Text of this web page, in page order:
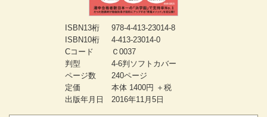
ISBN13桁
978-4-413-23014-8
ISBN10桁
4-413-23014-0
Cコード
Ｃ0037
判型
4-6判ソフトカバー
ページ数
240ページ
定価
本体 1400円 ＋税
出版年月日
2016年11月5日